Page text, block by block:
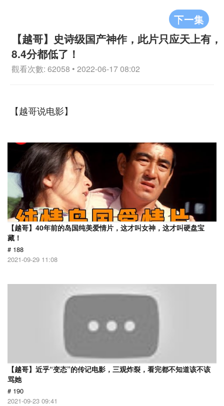
下一集
【越哥】史诗级国产神作，此片只应天上有，
8.4分都低了！
觀看次數: 62058 • 2022-06-17 08:02
【越哥说电影】
【越哥】40年前的岛国纯美爱情片，这才叫女神，这才叫硬盘宝
藏！
# 188
2021-09-29 11:08
【越哥】近乎“变态”的传记电影，三观炸裂，看完都不知道该不该
骂她
# 190
2021-09-23 09:41